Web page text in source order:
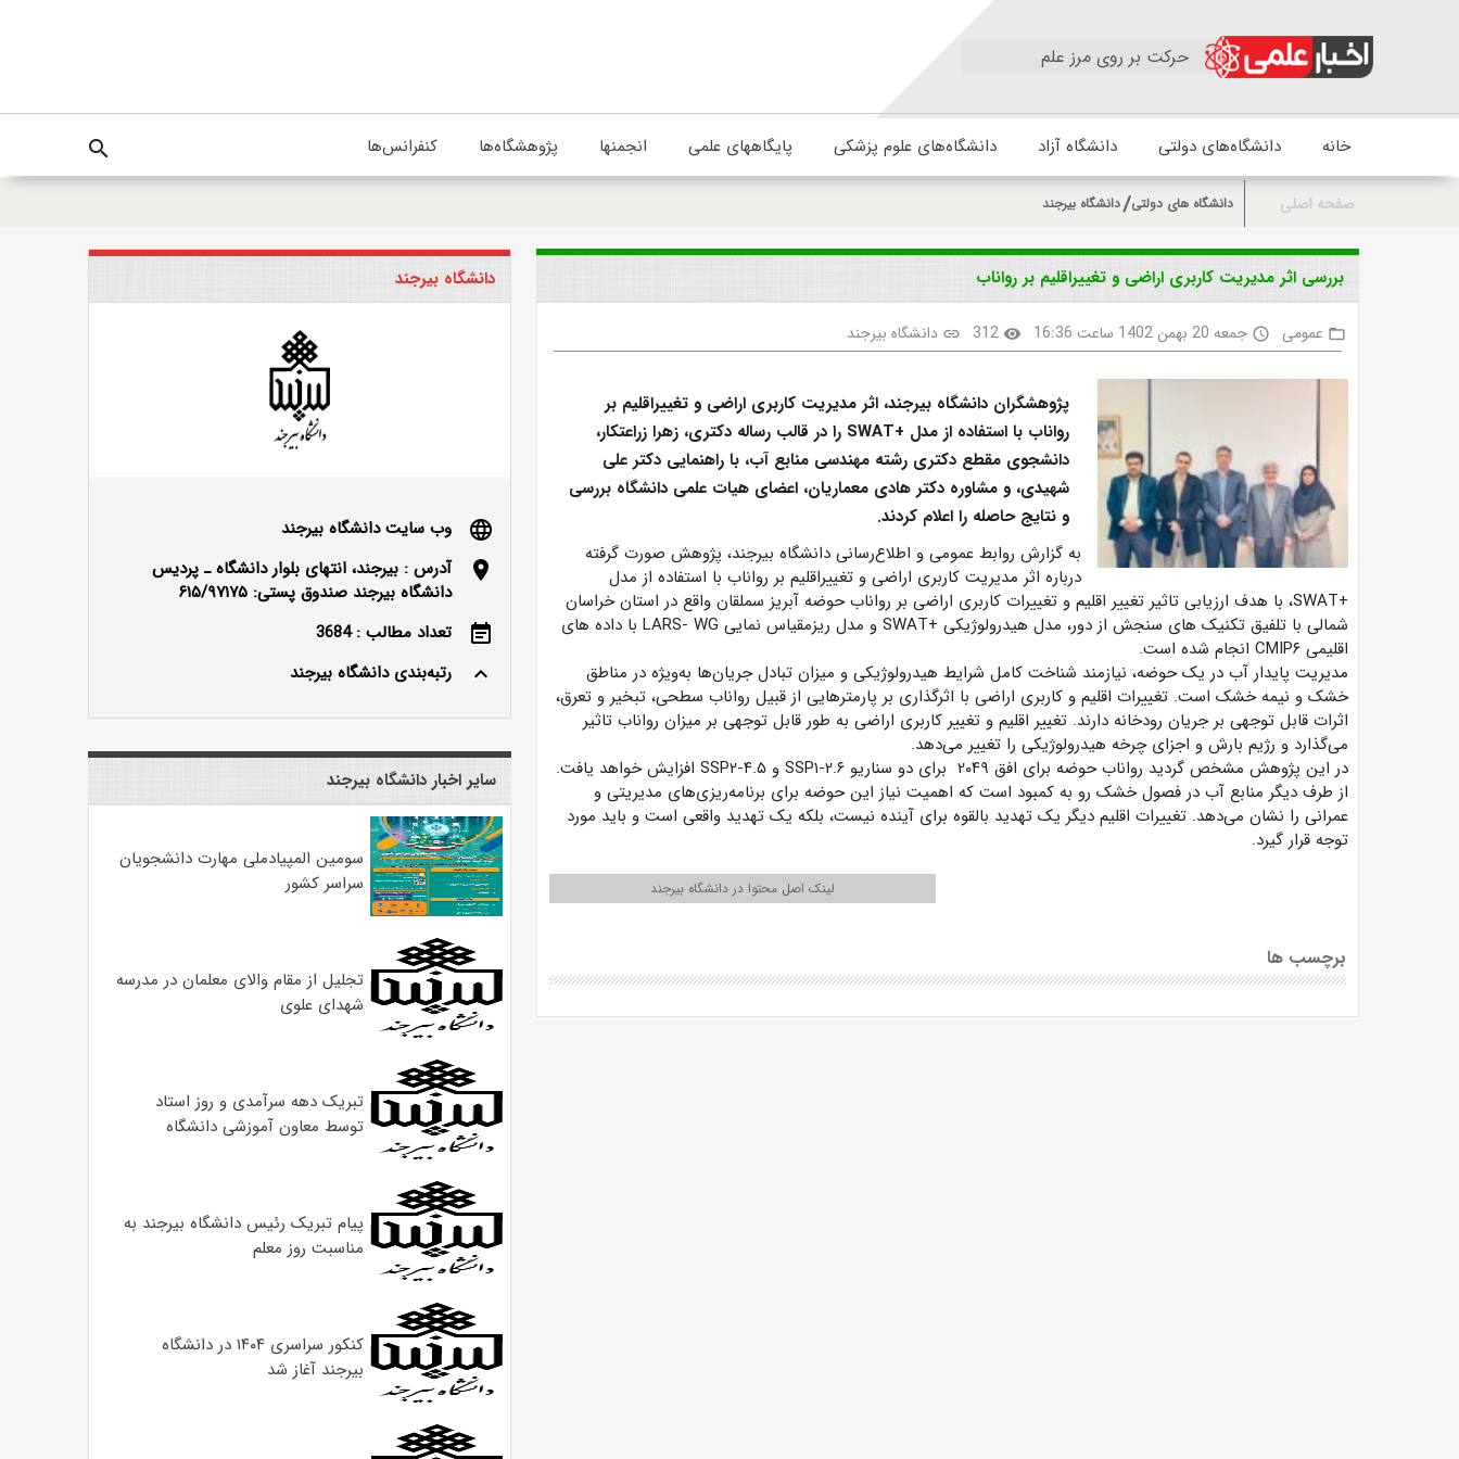
حرکت بر روی مرز علم
خانه دانشگاه‌های دولتی دانشگاه آزاد دانشگاه‌های علوم پزشکی پایگاههای علمی انجمنها پژوهشگاه‌ها کنفرانس‌ها search
صفحه اصلی دانشگاه های دولتی دانشگاه بیرجند
بررسی اثر مدیریت کاربری اراضی و تغییراقلیم بر رواناب
folder_open عمومی access_time جمعه 20 بهمن 1402 ساعت 16:36 visibility
312
link دانشگاه بیرجند
پژوهشگران دانشگاه بیرجند، اثر مدیریت کاربری اراضی و تغییراقلیم بر
رواناب با استفاده از مدل +SWAT را در قالب رساله دکتری، زهرا زراعتکار،
دانشجوی مقطع دکتری رشته مهندسی منابع آب، با راهنمایی دکتر علی
شهیدی، و مشاوره دکتر هادی معماریان، اعضای هیات علمی دانشگاه بررسی
و نتایج حاصله را اعلام کردند.
به گزارش روابط عمومی و اطلاع‌رسانی دانشگاه بیرجند، پژوهش صورت گرفته
درباره اثر مدیریت کاربری اراضی و تغییراقلیم بر رواناب با استفاده از مدل
+SWAT، با هدف ارزیابی تاثیر تغییر اقلیم و تغییرات کاربری اراضی بر رواناب حوضه آبریز سملقان واقع در استان خراسان
شمالی با تلفیق تکنیک های سنجش از دور، مدل هیدرولوژیکی +SWAT و مدل ریزمقیاس نمایی LARS- WG با داده های
اقلیمی CMIP۶ انجام شده است.
مدیریت پایدار آب در یک حوضه، نیازمند شناخت کامل شرایط هیدرولوژیکی و میزان تبادل جریان‌ها به‌ویژه در مناطق
خشک و نیمه خشک است. تغییرات اقلیم و کاربری اراضی با اثرگذاری بر پارمترهایی از قبیل رواناب سطحی، تبخیر و تعرق،
اثرات قابل توجهی بر جریان رودخانه دارند. تغییر اقلیم و تغییر کاربری اراضی به طور قابل توجهی بر میزان رواناب تاثیر
می‌گذارد و رژیم بارش و اجزای چرخه هیدرولوژیکی را تغییر می‌دهد.
در این پژوهش مشخص گردید رواناب حوضه برای افق ۲۰۴۹ برای دو سناریو SSP۱-۲.۶ و SSP۲-۴.۵ افزایش خواهد یافت.
از طرف دیگر منابع آب در فصول خشک رو به کمبود است که اهمیت نیاز این حوضه برای برنامه‌ریزی‌های مدیریتی و
عمرانی را نشان می‌دهد. تغییرات اقلیم دیگر یک تهدید بالقوه برای آینده نیست، بلکه یک تهدید واقعی است و باید مورد
توجه قرار گیرد.
لینک اصل محتوا در دانشگاه بیرجند
برچسب ها
دانشگاه بیرجند
language
وب سایت دانشگاه بیرجند
location_on
آدرس : بیرجند، انتهای بلوار دانشگاه ـ پردیس
دانشگاه بیرجند صندوق پستی: ۶۱۵/۹۷۱۷۵
event_note
تعداد مطالب : 3684
keyboard_arrow_up
رتبه‌بندی دانشگاه بیرجند
سایر اخبار دانشگاه بیرجند
سومین المپیادملی مهارت دانشجویان
سراسر کشور
تجلیل از مقام والای معلمان در مدرسه
شهدای علوی
تبریک دهه سرآمدی و روز استاد
توسط معاون آموزشی دانشگاه
پیام تبریک رئیس دانشگاه بیرجند به
مناسبت روز معلم
کنکور سراسری ۱۴۰۴ در دانشگاه
بیرجند آغاز شد